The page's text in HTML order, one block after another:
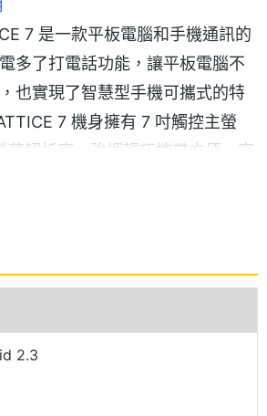
7 是一款平板電腦和手機通訊的
多了打電話功能，讓平板電腦不
也實現了智慧型手機可攜式的特
7 機身擁有 7 吋觸控主螢
解析度，強調輕巧攜帶方便，容
SIM 卡實現打電話、發簡訊，且
101 採用 Android 2.3 作業系
iMX515, 1.2GMHz 處理器，以及
存記憶體，可支援時下最夯的
下載服務，提供超過 10 萬熱門
2.3